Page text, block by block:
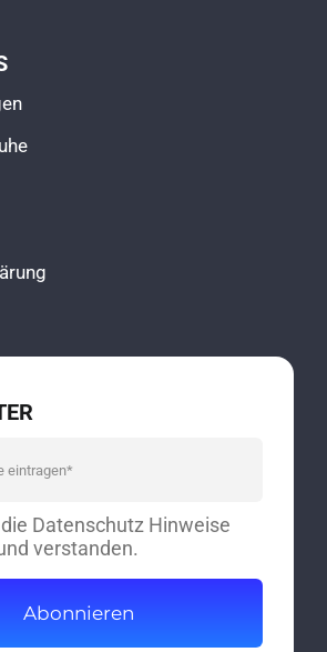
Datenschutz Hinweise
verstanden.
Abonnieren